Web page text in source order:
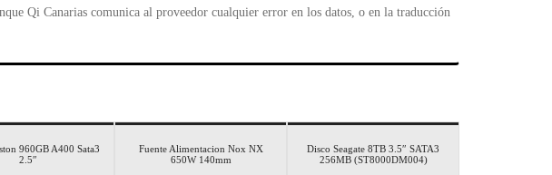
Qi Canarias comunica al proveedor cualquier error en los datos, o en la traducción
960GB A400 Sata3
2.5″
Fuente Alimentacion Nox NX
650W 140mm
Disco Seagate 8TB 3.5″ SATA3
256MB (ST8000DM004)